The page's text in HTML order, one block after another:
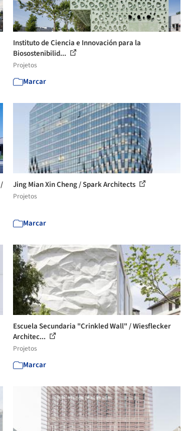
Instituto de Ciencia e Innovación para la
Biosostenibilid...
Projetos
Marcar
Jing Mian Xin Cheng / Spark Architects
Projetos
Marcar
Escuela Secundaria "Crinkled Wall" / Wiesflecker
Architec...
Projetos
Marcar